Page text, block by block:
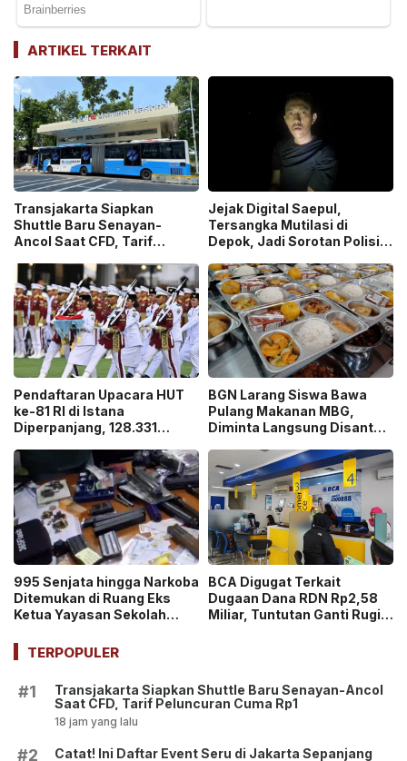
ARTIKEL TERKAIT
Transjakarta Siapkan
Shuttle Baru Senayan-
Ancol Saat CFD, Tarif
Jejak Digital Saepul,
Tersangka Mutilasi di
Depok, Jadi Sorotan Polisi
Pendaftaran Upacara HUT
ke-81 RI di Istana
Diperpanjang, 128.331
Ticket”
BGN Larang Siswa Bawa
Pulang Makanan MBG,
Diminta Langsung Disantap
995 Senjata hingga Narkoba
Ditemukan di Ruang Eks
Ketua Yayasan Sekolah
Ekskul Menembak!
BCA Digugat Terkait
Dugaan Dana RDN Rp2,58
Miliar, Tuntutan Ganti Rugi
TERPOPULER
#1
Transjakarta Siapkan Shuttle Baru Senayan-Ancol
Saat CFD, Tarif Peluncuran Cuma Rp1
18 jam yang lalu
#2
Catat! Ini Daftar Event Seru di Jakarta Sepanjang